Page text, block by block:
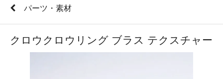
パーツ・素材
クロウクロウリング ブラス テクスチャー